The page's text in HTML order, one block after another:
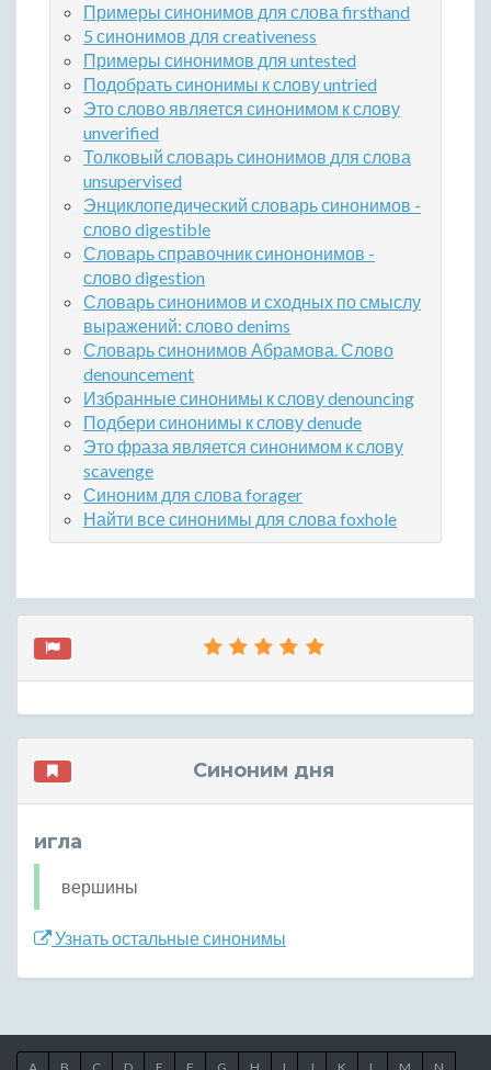
Примеры синонимов для слова firsthand
5 синонимов для creativeness
Примеры синонимов для untested
Подобрать синонимы к слову untried
Это слово является синонимом к слову
unverified
Толковый словарь синонимов для слова
unsupervised
Энциклопедический словарь синонимов -
слово digestible
Словарь справочник синононимов -
слово digestion
Словарь синонимов и сходных по смыслу
выражений: слово denims
Словарь синонимов Абрамова. Слово
denouncement
Избранные синонимы к слову denouncing
Подбери синонимы к слову denude
Это фраза является синонимом к слову
scavenge
Синоним для слова forager
Найти все синонимы для слова foxhole
Синоним дня
игла
вершины
Узнать остальные синонимы